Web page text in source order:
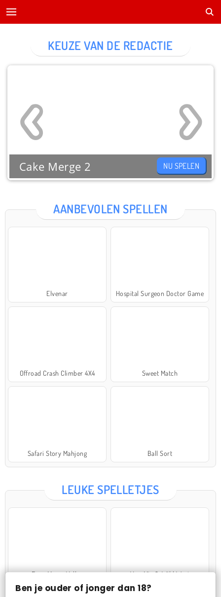
Ben je ouder of jonger dan 18?
AANBEVOLEN SPELLEN
Elvenar Hospital Surgeon Doctor Game
Offroad Crash Climber 4X4 Sweet Match
Safari Story Mahjong Ball Sort
KEUZE VAN DE REDACTIE
Cake Merge 2 NU SPELEN
LEUKE SPELLETJES
Farm Merge Valley VegaMix 2: Wild West